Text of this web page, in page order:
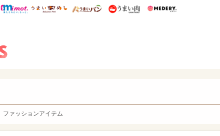
ウレぴあ総研 ディズニー特集
mimot. うまいめし うまいパン うまい肉
ファッションアイテム